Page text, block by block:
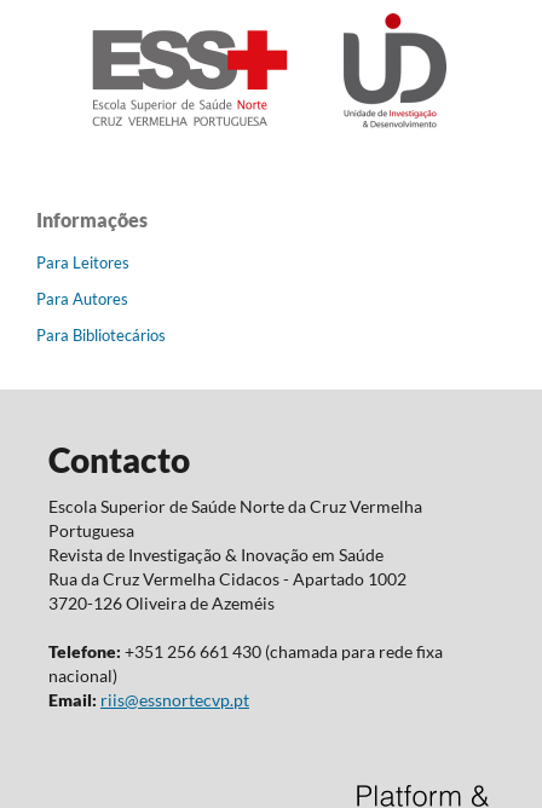
Informações
Para Leitores
Para Autores
Para Bibliotecários
Contacto
Escola Superior de Saúde Norte da Cruz Vermelha
Portuguesa
Revista de Investigação & Inovação em Saúde
Rua da Cruz Vermelha Cidacos - Apartado 1002
3720-126 Oliveira de Azeméis
Telefone: +351 256 661 430 (chamada para rede fixa
nacional)
Email: riis@essnortecvp.pt